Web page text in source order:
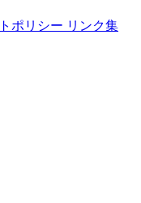
ポリシー リンク集